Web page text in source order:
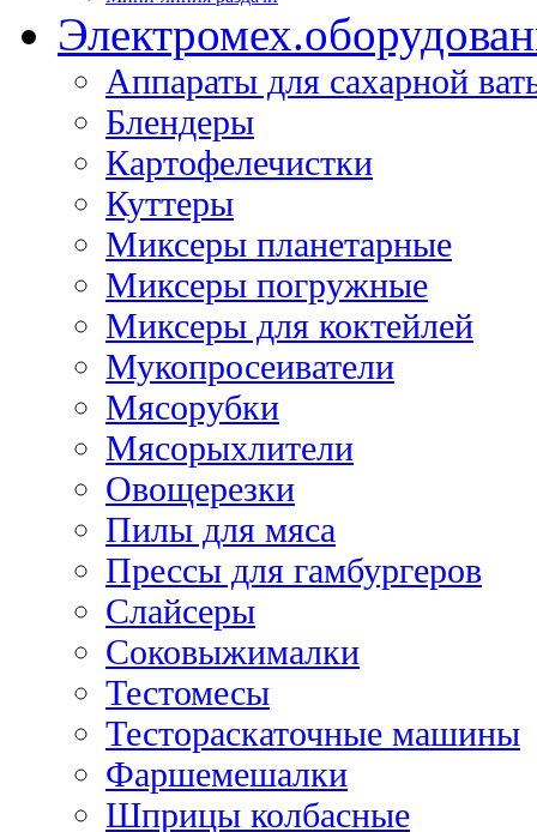
Электромех.
Аппараты для сахарной
Блендеры
Картофелечистки
Куттеры
Миксеры планетарные
Миксеры погружные
Миксеры для коктейлей
Мукопросеиватели
Мясорубки
Мясорыхлители
Овощерезки
Пилы для мяса
Прессы для гамбургеров
Слайсеры
Соковыжималки
Тестомесы
Тестораскаточные машины
Фаршемешалки
Шприцы колбасные